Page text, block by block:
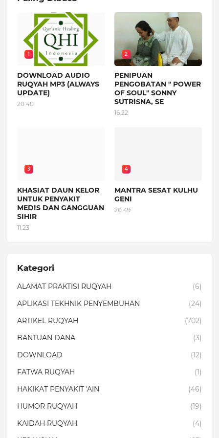
1
DOWNLOAD AUDIO
RUQYAH MP3 (ALWAYS
UPDATE)
20.40
2
PENIPUAN
PENGOBATAN " POWER
OF SOUL" SONNY
SUTRISNA, SE
16.22
3
KHASIAT DAUN KELOR
UNTUK PENYAKIT
MEDIS DAN GANGGUAN
SIHIR
11.23
4
MANTRA SESAT KULHU
GENI
20.49
Kategori
ALAMAT PRAKTISI RUQYAH
(6)
APLIKASI TEKHNIK PENYEMBUHAN
(24)
ARTIKEL RUQYAH
(702)
BANTUAN DANA
(3)
DOWNLOAD
(12)
FATWA RUQYAH
(1)
HAKIKAT PENYAKIT 'AIN
(46)
HUMOR RUQYAH
(19)
KAIDAH RUQYAH
(4)